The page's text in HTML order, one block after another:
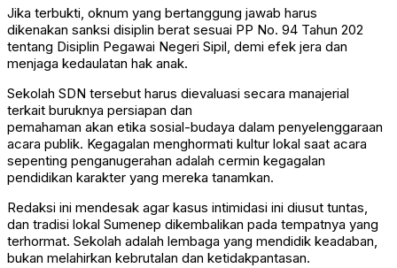
Jika terbukti, oknum yang bertanggung jawab harus
dikenakan sanksi disiplin berat sesuai PP No. 94 Tahun 202
tentang Disiplin Pegawai Negeri Sipil, demi efek jera dan
menjaga kedaulatan hak anak.
Sekolah SDN tersebut harus dievaluasi secara manajerial
terkait buruknya persiapan dan
pemahaman akan etika sosial-budaya dalam penyelenggaraan
acara publik. Kegagalan menghormati kultur lokal saat acara
sepenting penganugerahan adalah cermin kegagalan
pendidikan karakter yang mereka tanamkan.
Redaksi ini mendesak agar kasus intimidasi ini diusut tuntas,
dan tradisi lokal Sumenep dikembalikan pada tempatnya yang
terhormat. Sekolah adalah lembaga yang mendidik keadaban,
bukan melahirkan kebrutalan dan ketidakpantasan.